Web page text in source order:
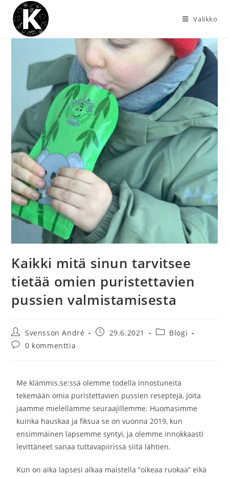
Valikko
Kaikki mitä sinun tarvitsee
tietää omien puristettavien
pussien valmistamisesta
Svensson André 29.6.2021
Blogi
0 kommenttia
Me klämmis.se:ssä olemme todella innostuneita
tekemään omia puristettavien pussien reseptejä, joita
jaamme mielellämme seuraajillemme. Huomasimme
kuinka hauskaa ja fiksua se on vuonna 2019, kun
ensimmäinen lapsemme syntyi, ja olemme innokkaasti
levittäneet sanaa tuttavapiirissä siitä lähtien.
Kun on aika lapsesi alkaa maistella ”oikeaa ruokaa” eikä